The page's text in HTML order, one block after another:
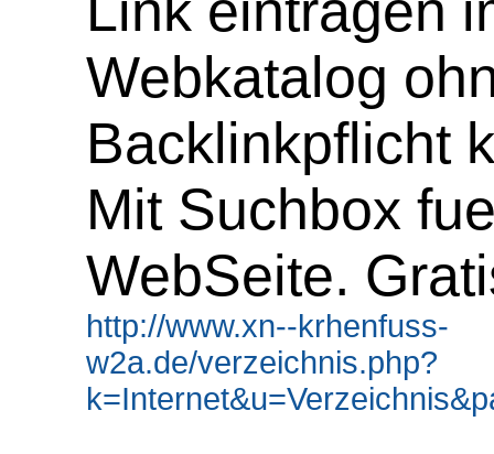
Webkatalog
Backlinkpflicht
Mit Suchbox
WebSeite.
http://www.xn--krhenfuss-
w2a.de/verzeichnis.php?